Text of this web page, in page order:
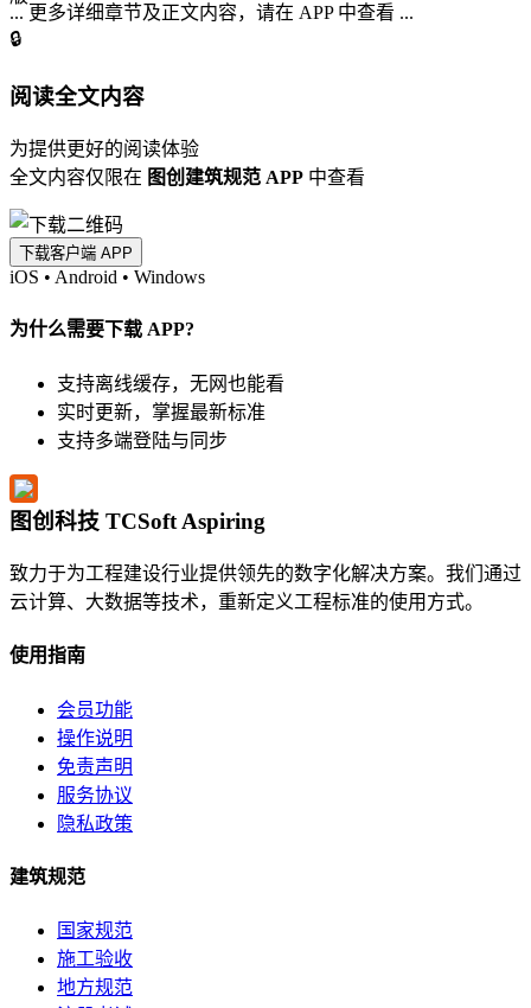
... 更多详细章节及正文内容，请在 APP 中查看 ...
🔒
阅读全文内容
为提供更好的阅读体验
全文内容仅限在 图创建筑规范 APP 中查看
下载客户端 APP
iOS • Android • Windows
为什么需要下载 APP?
支持离线缓存，无网也能看
实时更新，掌握最新标准
支持多端登陆与同步
图创科技 TCSoft Aspiring
致力于为工程建设行业提供领先的数字化解决方案。我们通过
云计算、大数据等技术，重新定义工程标准的使用方式。
使用指南
会员功能
操作说明
免责声明
服务协议
隐私政策
建筑规范
国家规范
施工验收
地方规范